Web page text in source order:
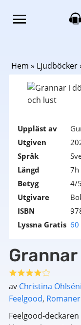
Hem » Ljudböcker
Uppläst av
Utgiven
Språk
Längd
7h
Betyg
4/
Utgivare
ISBN
Lyssna Gratis 60
av Christina Ohlséni
Feelgood, Romaner
Feelgood-deckaren